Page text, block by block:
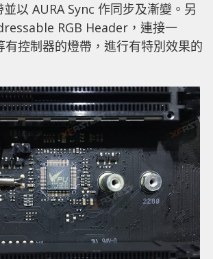
以 AURA Sync 作同步及漸變。另
RGB Header，連接一
控制器的燈帶，進行有特別效果的